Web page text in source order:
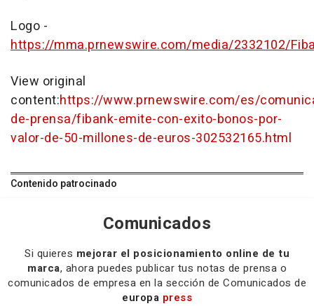
Logo -
https://mma.prnewswire.com/media/2332102/
View original
content:https://www.prnewswire.com/es/
de-prensa/fibank-emite-con-exito-bonos-por-
valor-de-50-millones-de-euros-302532165.html
Contenido patrocinado
Comunicados
Si quieres mejorar el posicionamiento online de tu
marca, ahora puedes publicar tus notas de prensa o
comunicados de empresa en la sección de Comunicados de
europa press